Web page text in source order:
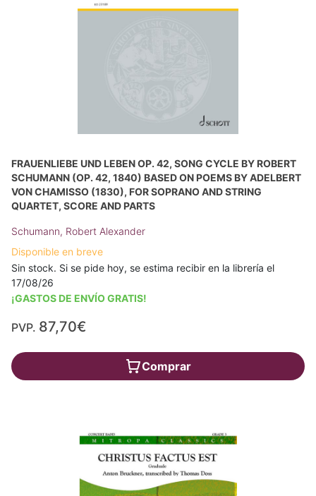
FRAUENLIEBE UND LEBEN OP. 42, SONG CYCLE BY ROBERT
SCHUMANN (OP. 42, 1840) BASED ON POEMS BY ADELBERT
VON CHAMISSO (1830), FOR SOPRANO AND STRING
QUARTET, SCORE AND PARTS
Schumann, Robert Alexander
Disponible en breve
Sin stock. Si se pide hoy, se estima recibir en la librería el
17/08/26
¡GASTOS DE ENVÍO GRATIS!
PVP. 87,70€
Comprar